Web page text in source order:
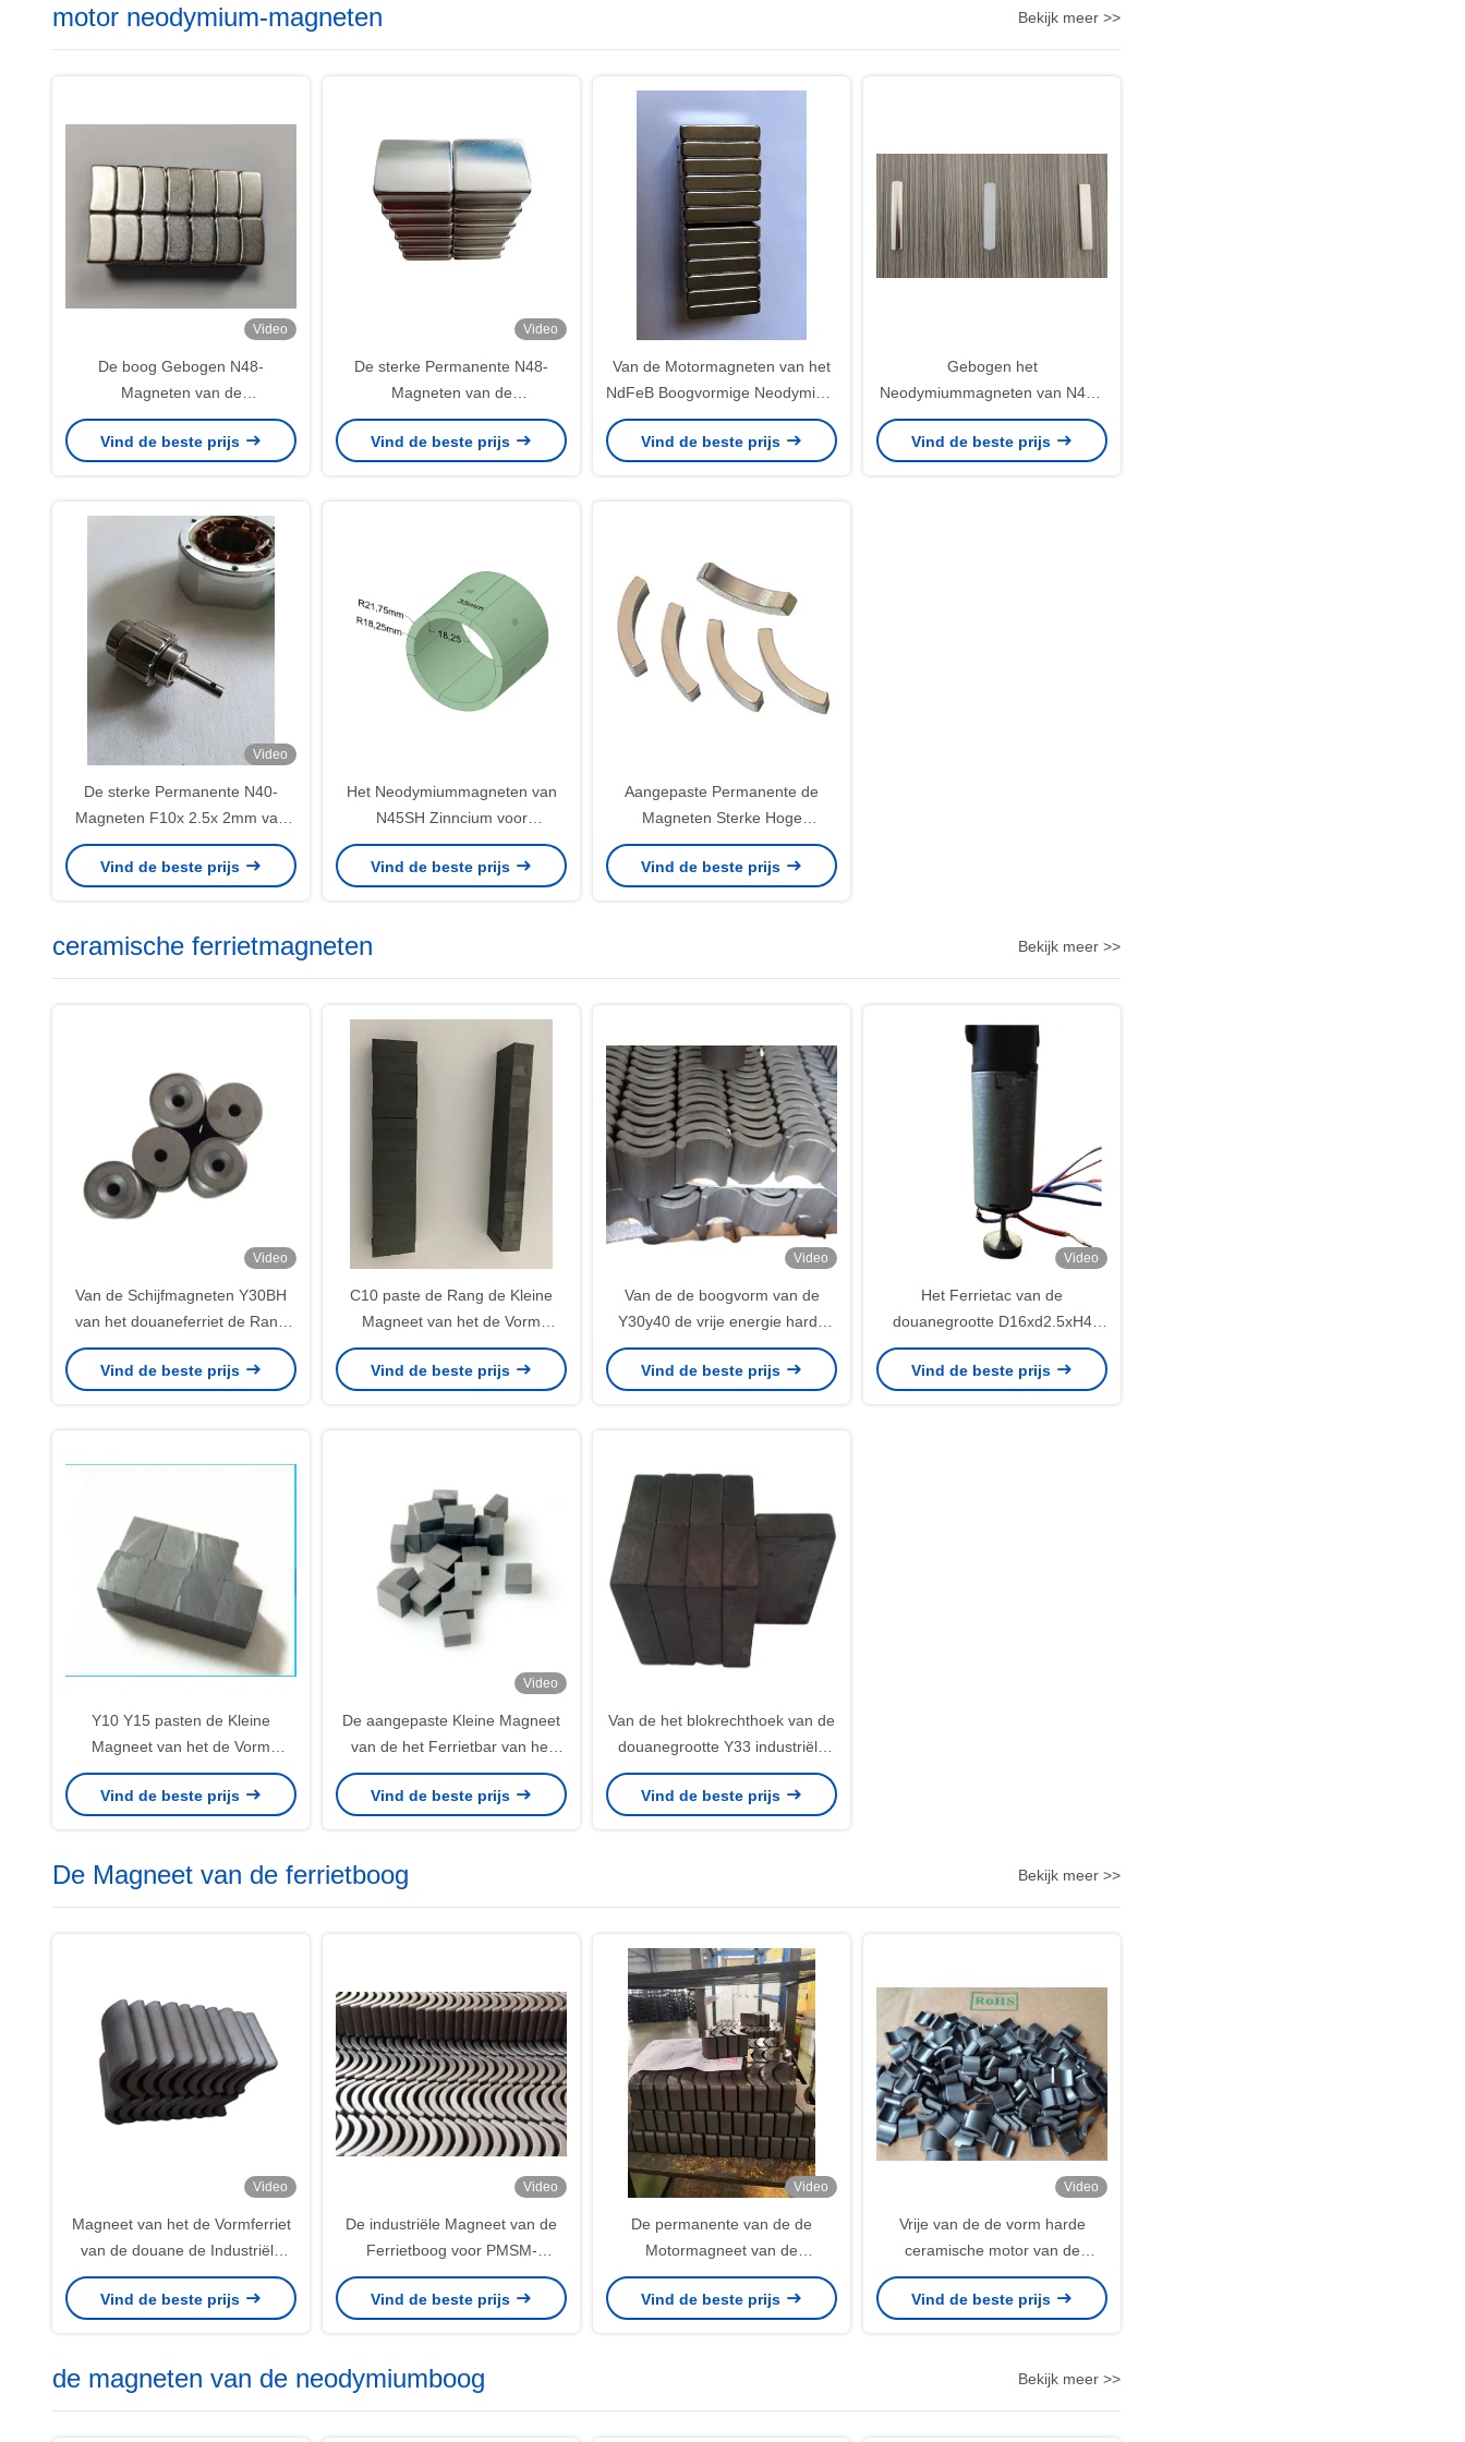
motor neodymium-magneten Bekijk meer >>
Video
De boog Gebogen N48-
Magneten van de
Neodymiummotor voor BLDC-
Motor MM. van X25 van R52.4 X
Vind de beste prijs
Video
De sterke Permanente N48-
Magneten van de
Neodymiumboog voor de Stator
van de Motormotor
Vind de beste prijs
Van de Motormagneten van het
NdFeB Boogvormige Neodymium
Permanente Dikte 6mm
Vind de beste prijs
Gebogen het
Neodymiummagneten van N45H
NiCuNi voor BLDC-Vorm
58X9.95X3mm van de
Vind de beste prijs
Video
De sterke Permanente N40-
Magneten F10x 2.5x 2mm van
de Neodymiumbar voor de Rotor
van de Motormotor
Vind de beste prijs
Het Neodymiummagneten van
N45SH Zinncium voor
Servomotor BLDC
SAC90S25/3/TB/voet/ey-2048
Vind de beste prijs
Aangepaste Permanente de
Magneten Sterke Hoge
Dwangkracht van de
Neodymiummotor
Vind de beste prijs
ceramische ferrietmagneten Bekijk meer >>
Video
Van de Schijfmagneten Y30BH
van het douaneferriet de Rang
D15.2Xd3.2Xd8XH6 met
Verzonken Gat
Vind de beste prijs
C10 paste de Rang de Kleine
Magneet van het de Vorm
Isotrope Ferriet van het Barblok
aan
Vind de beste prijs
Video
Van de de boogvorm van de
Y30y40 de vrije energie harde
ceramische magneet voor motor
540 550 775
Vind de beste prijs
Video
Het Ferrietac van de
douanegrootte D16xd2.5xH4
Permanente Synchrone Motoren
met drijfwerk radiaal
Vind de beste prijs
Y10 Y15 pasten de Kleine
Magneet van het de Vorm
Isotrope Ferriet van het Barblok
aan
Vind de beste prijs
Video
De aangepaste Kleine Magneet
van de het Ferrietbar van het
Groottebarium Ceramisch voor
Verkoop 25.4*12.7*6.35
Vind de beste prijs
Van de het blokrechthoek van de
douanegrootte Y33 industriële
het ferrietmagneet voor
multifunctioneel
Vind de beste prijs
De Magneet van de ferrietboog Bekijk meer >>
Video
Magneet van het de Vormferriet
van de douane de Industriële
Boog voor Plafondventilatorbldc
Motor
Vind de beste prijs
Video
De industriële Magneet van de
Ferrietboog voor PMSM-
Motorrohs SGS ISO9001
Certificatie
Vind de beste prijs
Video
De permanente van de de
Motormagneet van de
Ferrietstap Ceramische
Anticorrosieve Boog R75.15 x
Vind de beste prijs
Video
Vrije van de de vorm harde
ceramische motor van de
energieboog het ferrietmagneet
130 131
Vind de beste prijs
de magneten van de neodymiumboog Bekijk meer >>